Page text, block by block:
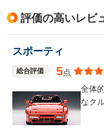
WLTCモード
評価の高いレビ
スポーティ
総合評価 5点
全体
なク